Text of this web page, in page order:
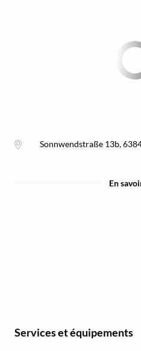
Sonnwendstraße 13b,
En
Services et équipements